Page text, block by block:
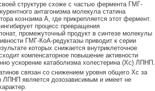
структуре схоже с частью фермента ГМГ-
антагонизма молекула статина
коэнзима А, где прикрепляется этот фермент.
процесс превращения
промежуточный продукт в синтезе молекулы
ГМГ-КоА-редуктазы приводит к серии
которых снижается внутриклеточное
компенсаторное повышение активности
ускорение катаболизма холестерина (Xc) ЛПНП.
связан со снижением уровня общего Хс за
является дозозависимым и имеет не